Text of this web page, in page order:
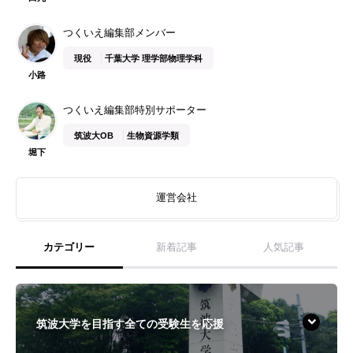
小路
つくいえ編集部メンバー
現役 千葉大学 理学部物理学科
堀下
つくいえ編集部特別サポーター
筑波大OB 生物資源学類
運営会社
カテゴリー 新着記事 人気記事
筑波大学を目指す全ての受験生を応援